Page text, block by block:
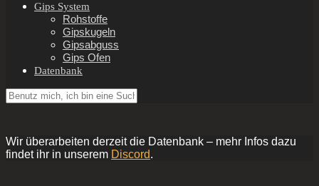
Gips System
Rohstoffe
Gipskugeln
Gipsabguss
Gips Ofen
Datenbank
Wir überarbeiten derzeit die Datenbank – mehr Infos dazu
findet ihr in unserem Discord.